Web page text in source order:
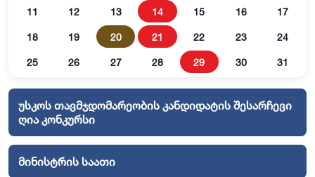
11 12 13 14 15 16 17
18 19 20 21 22 23 24
25 26 27 28 29 30 31
უსკოს თავმჯდომარეობის კანდიდატის შესარჩევი
ღია კონკურსი
მინისტრის საათი